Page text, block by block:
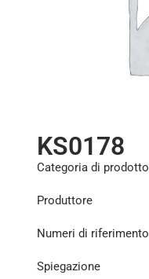
KS0178
Categoria di prodotto
Produttore
Numeri di riferimento
Spiegazione